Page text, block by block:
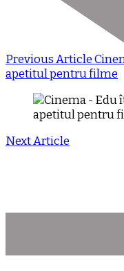
Previous Article
apetitul pentru filme
Next Article